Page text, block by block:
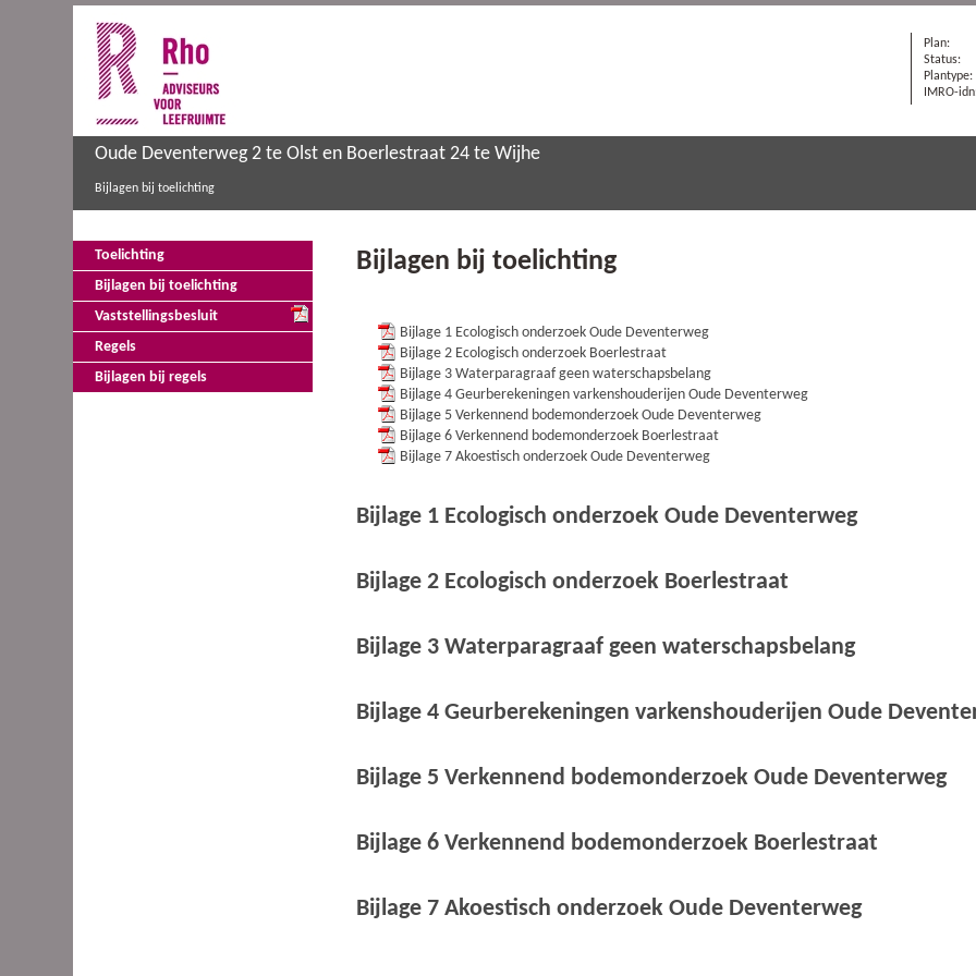
Oude Deventerweg 2 te Olst en Boerlestraat 24 te Wijhe
Bijlagen bij toelichting
Plan:
Status:
Plantype:
IMRO-
Toelichting
Bijlagen bij toelichting
Vaststellingsbesluit
Regels
Bijlagen bij regels
Bijlagen bij toelichting
Bijlage 1 Ecologisch onderzoek Oude Deventerweg
Bijlage 2 Ecologisch onderzoek Boerlestraat
Bijlage 3 Waterparagraaf geen waterschapsbelang
Bijlage 4 Geurberekeningen varkenshouderijen Oude Deventerweg
Bijlage 5 Verkennend bodemonderzoek Oude Deventerweg
Bijlage 6 Verkennend bodemonderzoek Boerlestraat
Bijlage 7 Akoestisch onderzoek Oude Deventerweg
Bijlage 1 Ecologisch onderzoek Oude Deventerweg
Bijlage 2 Ecologisch onderzoek Boerlestraat
Bijlage 3 Waterparagraaf geen waterschapsbelang
Bijlage 4 Geurberekeningen varkenshouderijen Oude
Bijlage 5 Verkennend bodemonderzoek Oude Deventerweg
Bijlage 6 Verkennend bodemonderzoek Boerlestraat
Bijlage 7 Akoestisch onderzoek Oude Deventerweg